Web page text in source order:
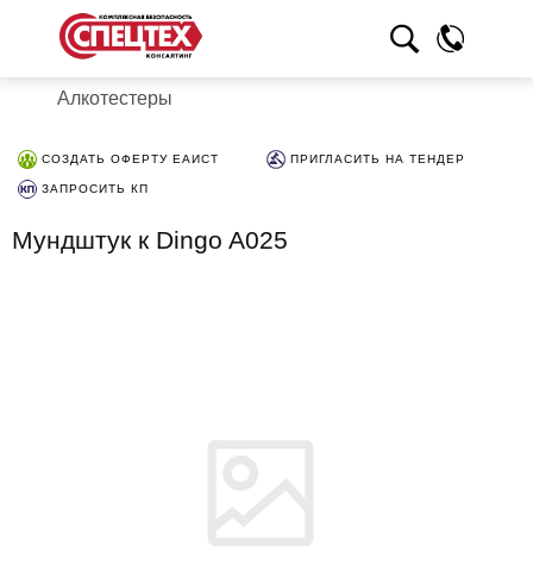
Алкотестеры
СОЗДАТЬ ОФЕРТУ ЕАИСТ ПРИГЛАСИТЬ НА ТЕНДЕР
ЗАПРОСИТЬ КП
Мундштук к Dingo A025